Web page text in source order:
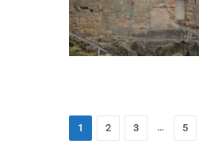
1 2 3 … 5